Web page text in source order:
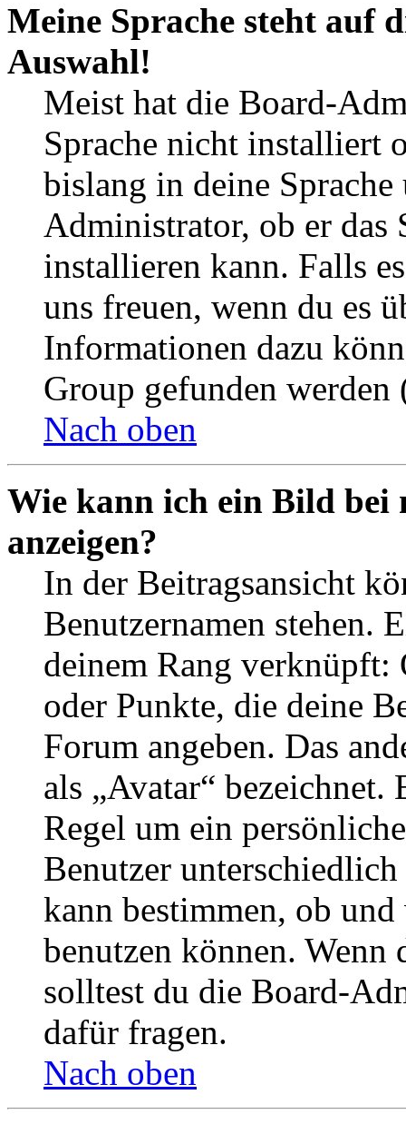
Meine Sprache steht auf
Auswahl!
Meist hat die Board-
Sprache nicht installiert
bislang in deine
Administrator, ob er das
installieren kann. Falls
uns freuen, wenn du es
Informationen dazu
Group gefunden
Nach oben
Wie kann ich ein Bild bei
anzeigen?
In der Beitragsansicht
Benutzernamen stehen.
deinem Rang verknüpft:
oder Punkte, die deine
Forum angeben. Das
als „Avatar“
Regel um ein
Benutzer
kann bestimmen, ob
benutzen können. Wenn
solltest du die Board-
dafür fragen.
Nach oben